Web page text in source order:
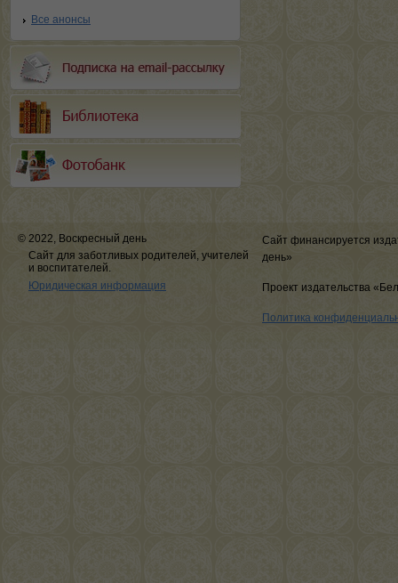
Все анонсы
© 2022, Воскресный день
Сайт для заботливых родителей, учителей
и воспитателей.
Юридическая информация
Сайт финансируется
день»
Проект издательства
Политика